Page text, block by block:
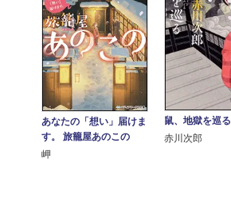
あなたの「想い」届けま
す。 旅籠屋あのこの
岬
鼠、地獄を巡る
赤川次郎